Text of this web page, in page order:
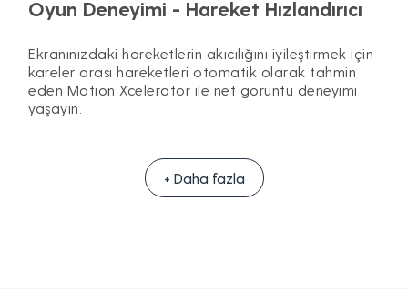
Oyun Deneyimi - Hareket Hızlandırıcı
Ekranınızdaki hareketlerin akıcılığını iyileştirmek için
kareler arası hareketleri otomatik olarak tahmin
eden Motion Xcelerator ile net görüntü deneyimi
yaşayın.
+ Daha fazla